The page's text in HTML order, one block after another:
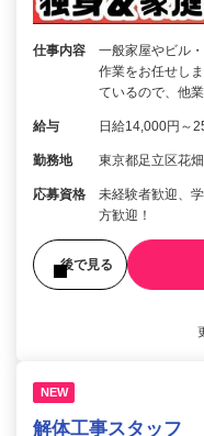
仕事内容
一般家屋やビル
作業をお任せし
ているので、他
給与 日給14,000円～
勤務地 東京都足立区花
応募資格
未経験者歓迎、
方歓迎！
後で見る
NEW
解体工事スタッフ